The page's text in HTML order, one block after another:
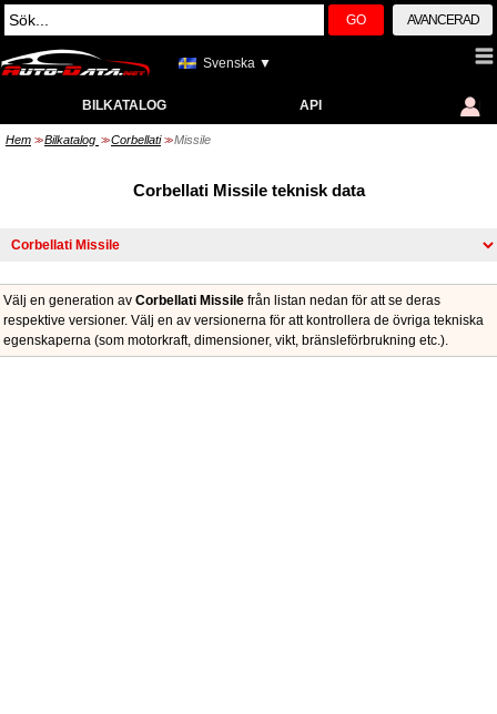
GO AVANCERAD
Svenska ▼
BILKATALOG API
Hem >> Bilkatalog >> Corbellati >> Missile
Corbellati Missile teknisk data
Välj en generation av Corbellati Missile från listan nedan för att se deras
respektive versioner. Välj en av versionerna för att kontrollera de övriga tekniska
egenskaperna (som motorkraft, dimensioner, vikt, bränsleförbrukning etc.).